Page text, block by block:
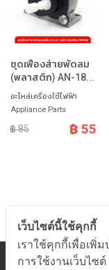
ชุดเฟืองส่ายพัดลม
(พลาสติก) AN-18...
อะไหล่เครื่องใช้ไฟฟ้า
Appliance Parts
฿ 85 ฿ 55
หมวดสินค้า
เว็บไซต์นี้ใช้คุกกี้
เราใช้คุกกี้เพื่อเ
การใช้งานเว็บไซ